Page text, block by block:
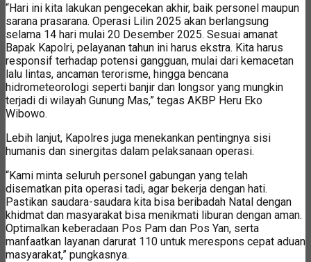
“Hari ini kita lakukan pengecekan akhir, baik personel maupun
sarana prasarana. Operasi Lilin 2025 akan berlangsung
selama 14 hari mulai 20 Desember 2025. Sesuai amanat
Bapak Kapolri, pelayanan tahun ini harus ekstra. Kita harus
responsif terhadap potensi gangguan, mulai dari kemacetan
lalu lintas, ancaman terorisme, hingga bencana
hidrometeorologi seperti banjir dan longsor yang mungkin
terjadi di wilayah Gunung Mas,” tegas AKBP Heru Eko
Wibowo.
Lebih lanjut, Kapolres juga menekankan pentingnya sisi
humanis dan sinergitas dalam pelaksanaan operasi.
“Kami minta seluruh personel gabungan yang telah
disematkan pita operasi tadi, agar bekerja dengan hati.
Pastikan saudara-saudara kita bisa beribadah Natal dengan
khidmat dan masyarakat bisa menikmati liburan dengan aman.
Optimalkan keberadaan Pos Pam dan Pos Yan, serta
manfaatkan layanan darurat 110 untuk merespons cepat aduan
masyarakat,” pungkasnya.